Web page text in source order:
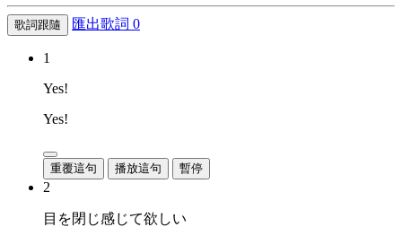
歌詞跟隨 匯出歌詞 0
1
Yes!
Yes!
重覆這句 播放這句 暫停
2
目を閉じ感じて欲しい